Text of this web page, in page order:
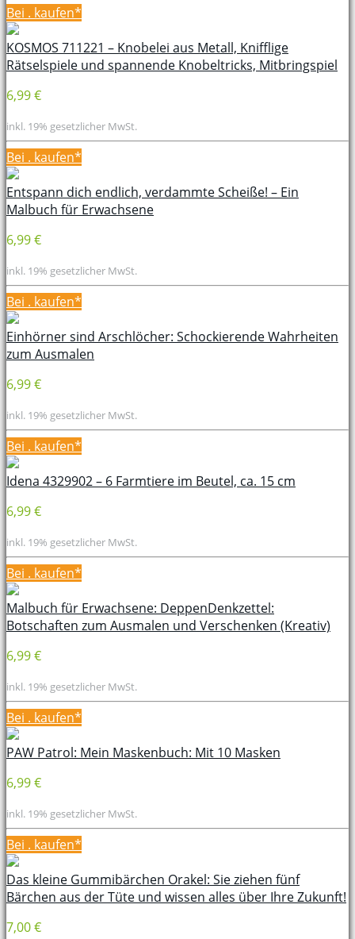
Bei . kaufen*
KOSMOS 711221 – Knobelei aus Metall, Knifflige
Rätselspiele und spannende Knobeltricks, Mitbringspiel
6,99 €
inkl. 19% gesetzlicher MwSt.
Bei . kaufen*
Entspann dich endlich, verdammte Scheiße! – Ein
Malbuch für Erwachsene
6,99 €
inkl. 19% gesetzlicher MwSt.
Bei . kaufen*
Einhörner sind Arschlöcher: Schockierende Wahrheiten
zum Ausmalen
6,99 €
inkl. 19% gesetzlicher MwSt.
Bei . kaufen*
Idena 4329902 – 6 Farmtiere im Beutel, ca. 15 cm
6,99 €
inkl. 19% gesetzlicher MwSt.
Bei . kaufen*
Malbuch für Erwachsene: DeppenDenkzettel:
Botschaften zum Ausmalen und Verschenken (Kreativ)
6,99 €
inkl. 19% gesetzlicher MwSt.
Bei . kaufen*
PAW Patrol: Mein Maskenbuch: Mit 10 Masken
6,99 €
inkl. 19% gesetzlicher MwSt.
Bei . kaufen*
Das kleine Gummibärchen Orakel: Sie ziehen fünf
Bärchen aus der Tüte und wissen alles über Ihre Zukunft!
7,00 €